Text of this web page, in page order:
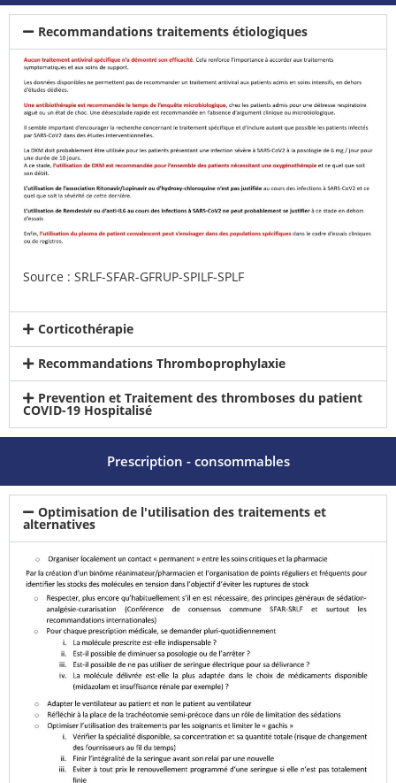
Recommandations traitements étiologiques
Source : SRLF-SFAR-GFRUP-SPILF-SPLF
Corticothérapie
Recommandations Thromboprophylaxie
Prevention et Traitement des thromboses du patient
COVID-19 Hospitalisé
Prescription - consommables
Optimisation de l'utilisation des traitements et
alternatives